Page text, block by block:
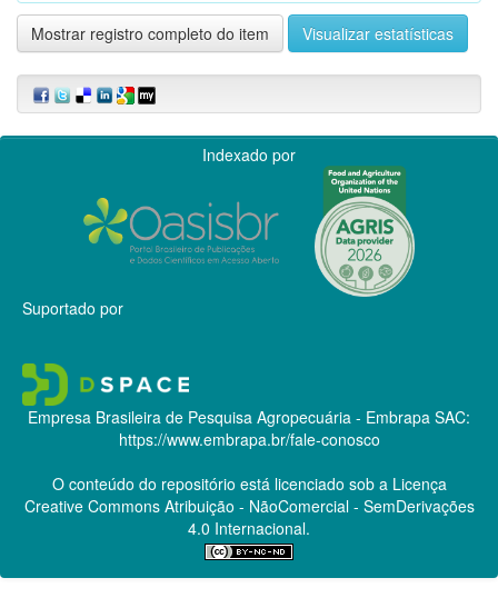
Mostrar registro completo do item Visualizar estatísticas
Indexado por
Suportado por
Empresa Brasileira de Pesquisa Agropecuária - Embrapa SAC:
https://www.embrapa.br/fale-conosco
O conteúdo do repositório está licenciado sob a Licença
Creative CommonsAtribuição - NãoComercial - SemDerivações
4.0 Internacional.